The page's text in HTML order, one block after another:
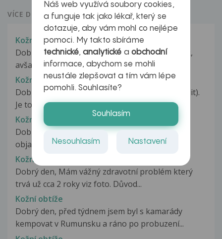
VÍCE DOTAZŮ Z PORADNY
Kožní obtíže
Dobrý den, před 22 dny jsem měl chráněný styk,
avšak před 5 dny jsem si všiml...
Kožní obtíže
Dobrý den, mám již 30 let problém s nežity (nežit).
Je to od narození mé dcery,...
Kožní obtíže
Dobrý deň, Pred zhruba mesiacom sa mi začali
objavovať a rozmnožovať bradavice...
Kožní obtíže
Dobrý den, Mám vážný zdravotní problém který
trvá už cca 2 roky viz foto. Důvod...
Kožní obtíže
Dobrý den, před týdnem jsem byl s kamarády
kempovat v Rumunsku a ráno po probuzení...
Náš web využívá soubory cookies,
a funguje tak jako lékař, který se
dotazuje, aby vám mohl co nejlépe
pomoci. My takto sbíráme
technické,analytické a obchodní
informace, abychom se mohli
neustále zlepšovat a tím vám lépe
pomohli. Souhlasíte?
Souhlasím
Nesouhlasím Nastavení